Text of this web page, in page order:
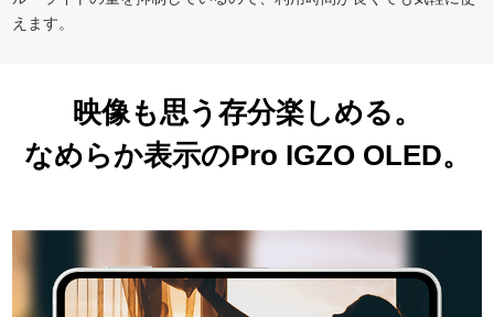
えます。
映像も思う存分楽しめる。
なめらか表示のPro IGZO OLED。